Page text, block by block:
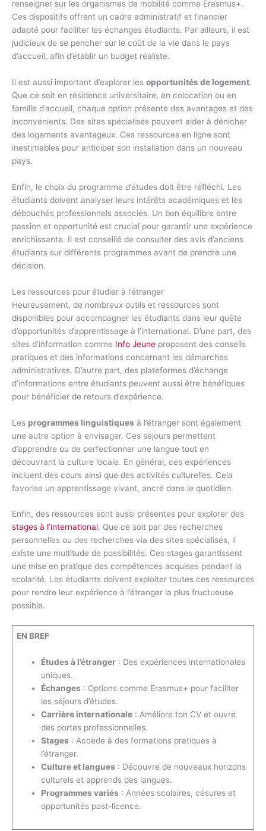
renseigner sur les organismes de mobilité comme Erasmus+.
Ces dispositifs offrent un cadre administratif et financier
adapté pour faciliter les échanges étudiants. Par ailleurs, il est
judicieux de se pencher sur le coût de la vie dans le pays
d’accueil, afin d’établir un budget réaliste.
Il est aussi important d’explorer les opportunités de logement.
Que ce soit en résidence universitaire, en colocation ou en
famille d’accueil, chaque option présente des avantages et des
inconvénients. Des sites spécialisés peuvent aider à dénicher
des logements avantageux. Ces ressources en ligne sont
inestimables pour anticiper son installation dans un nouveau
pays.
Enfin, le choix du programme d’études doit être réfléchi. Les
étudiants doivent analyser leurs intérêts académiques et les
débouchés professionnels associés. Un bon équilibre entre
passion et opportunité est crucial pour garantir une expérience
enrichissante. Il est conseillé de consulter des avis d’anciens
étudiants sur différents programmes avant de prendre une
décision.
Les ressources pour étudier à l’étranger
Heureusement, de nombreux outils et ressources sont
disponibles pour accompagner les étudiants dans leur quête
d’opportunités d’apprentissage à l’international. D’une part, des
sites d’information comme Info Jeune proposent des conseils
pratiques et des informations concernant les démarches
administratives. D’autre part, des plateformes d’échange
d’informations entre étudiants peuvent aussi être bénéfiques
pour bénéficier de retours d’expérience.
Les programmes linguistiques à l’étranger sont également
une autre option à envisager. Ces séjours permettent
d’apprendre ou de perfectionner une langue tout en
découvrant la culture locale. En général, ces expériences
incluent des cours ainsi que des activités culturelles. Cela
favorise un apprentissage vivant, ancré dans le quotidien.
Enfin, des ressources sont aussi présentes pour explorer des
stages à l’international. Que ce soit par des recherches
personnelles ou des recherches via des sites spécialisés, il
existe une multitude de possibilités. Ces stages garantissent
une mise en pratique des compétences acquises pendant la
scolarité. Les étudiants doivent exploiter toutes ces ressources
pour rendre leur expérience à l’étranger la plus fructueuse
possible.
EN BREF
Études à l’étranger: Des expériences internationales
uniques.
Échanges : Options comme Erasmus+ pour faciliter
les séjours d’études.
Carrière internationale: Améliore ton CV et ouvre
des portes professionnelles.
Stages : Accède à des formations pratiques à
l’étranger.
Culture et langues : Découvre de nouveaux horizons
culturels et apprends des langues.
Programmes variés : Années scolaires, césures et
opportunités post-licence.